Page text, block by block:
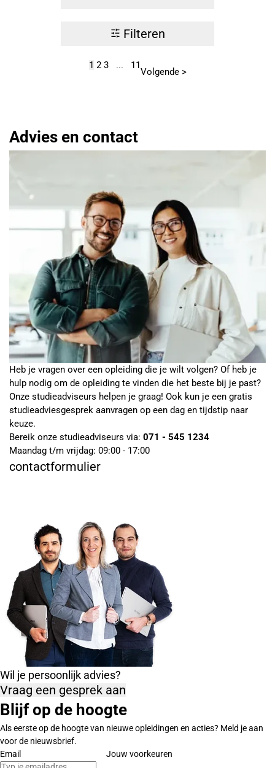
Filteren
1 2 3 ... 11
Volgende >
Advies en contact
Heb je vragen over een opleiding die je wilt volgen? Of heb je
hulp nodig om de opleiding te vinden die het beste bij je past?
Onze studieadviseurs helpen je graag! Ook kun je een gratis
studieadviesgesprek aanvragen op een dag en tijdstip naar
keuze.
Bereik onze studieadviseurs via: 071 - 545 1234
Maandag t/m vrijdag: 09:00 - 17:00
contactformulier
Wil je persoonlijk advies?
Vraag een gesprek aan
Blijf op de hoogte
Als eerste op de hoogte van nieuwe opleidingen en acties? Meld je aan
voor de nieuwsbrief.
Email
Jouw voorkeuren